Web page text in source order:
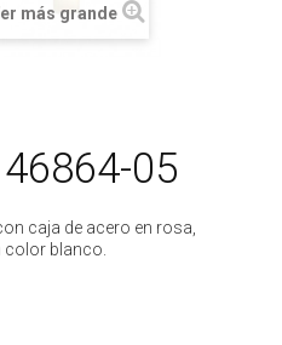
más grande
05
caja de acero en rosa,
color blanco.